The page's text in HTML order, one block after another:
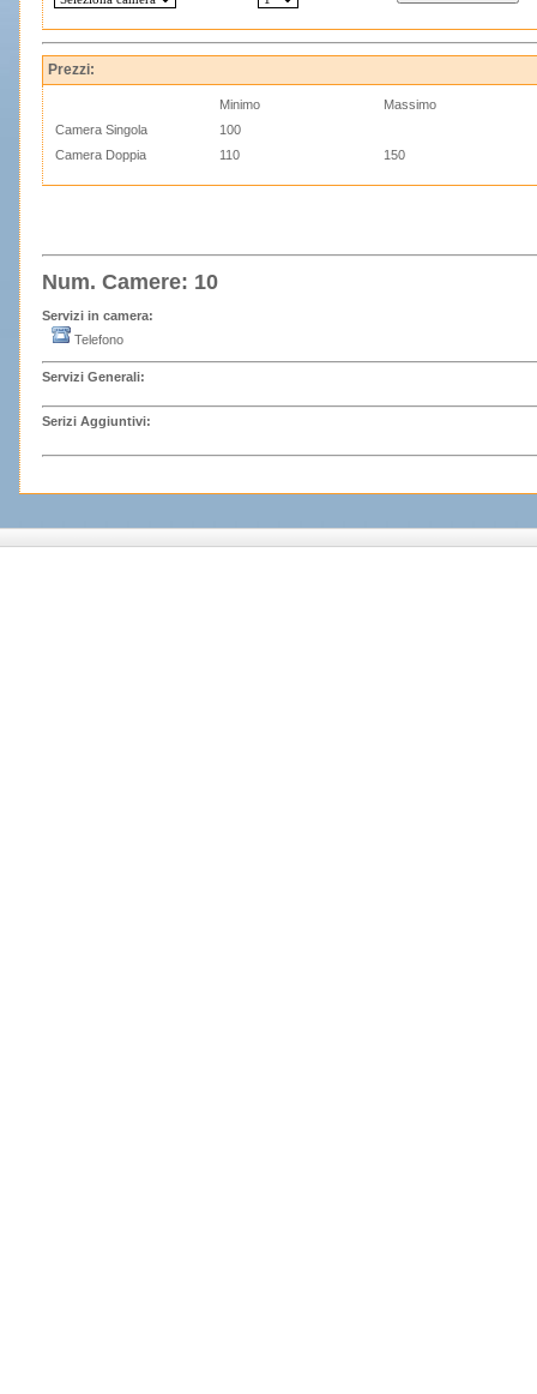
Prezzi:
Minimo
Massimo
Camera Singola
100
Camera Doppia
110 150
Num. Camere: 10
Servizi in camera:
Telefono
Servizi Generali:
Serizi Aggiuntivi: